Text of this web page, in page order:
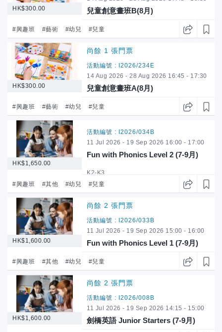
HK$300.00 兒童創意畫班B(8月)
3-6歲
#興趣班 #藝術 #幼兒 #兒童
HK$300.00
尚餘 1 張門票
活動編號 : I2026/234E
14 Aug 2026 - 28 Aug 2026 16:45 - 17:30
兒童創意畫班A(8月)
3-6歲
#興趣班 #藝術 #幼兒 #兒童
HK$1,650.00
活動編號 : I2026/034B
11 Jul 2026 - 19 Sep 2026 16:00 - 17:00
Fun with Phonics Level 2 (7-9月)
K2-K3
#興趣班
#其他 #幼兒 #兒童
HK$1,600.00
尚餘 2 張門票
活動編號 : I2026/033B
11 Jul 2026 - 19 Sep 2026 15:00 - 16:00
Fun with Phonics Level 1 (7-9月)
K1-K2
#興趣班 #其他 #幼兒 #兒童
HK$1,600.00
尚餘 2 張門票
活動編號 : I2026/008B
11 Jul 2026 - 19 Sep 2026 14:15 - 15:00
劍橋英語 Junior Starters (7-9月)